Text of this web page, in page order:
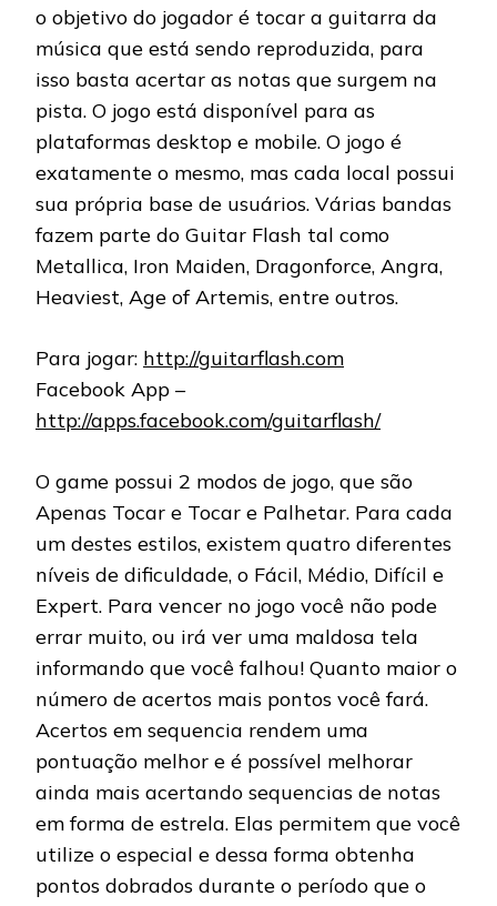
o objetivo do jogador é tocar a guitarra da
música que está sendo reproduzida, para
isso basta acertar as notas que surgem na
pista. O jogo está disponível para as
plataformas desktop e mobile. O jogo é
exatamente o mesmo, mas cada local possui
sua própria base de usuários. Várias bandas
fazem parte do Guitar Flash tal como
Metallica, Iron Maiden, Dragonforce, Angra,
Heaviest, Age of Artemis, entre outros.
Para jogar: http://guitarflash.com
Facebook App –
http://apps.facebook.com/guitarflash/
O game possui 2 modos de jogo, que são
Apenas Tocar e Tocar e Palhetar. Para cada
um destes estilos, existem quatro diferentes
níveis de dificuldade, o Fácil, Médio, Difícil e
Expert. Para vencer no jogo você não pode
errar muito, ou irá ver uma maldosa tela
informando que você falhou! Quanto maior o
número de acertos mais pontos você fará.
Acertos em sequencia rendem uma
pontuação melhor e é possível melhorar
ainda mais acertando sequencias de notas
em forma de estrela. Elas permitem que você
utilize o especial e dessa forma obtenha
pontos dobrados durante o período que o